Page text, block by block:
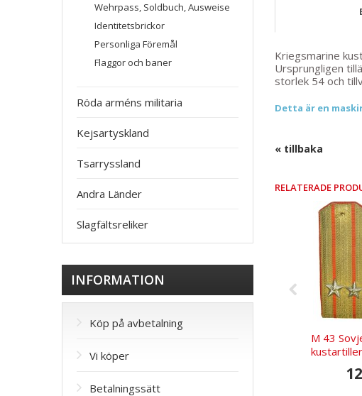
Kriegsmarine
Ursprungligen
storlek 54 och
Detta är en
« tillbaka
RELATERADE
M 43
Wehrpass, Soldbuch, Ausweise
Identitetsbrickor
Personliga Föremål
Flaggor och baner
Röda arméns militaria
Kejsartyskland
Tsarryssland
Andra Länder
Slagfältsreliker
INFORMATION
Köp på avbetalning
Vi köper
Betalningssätt